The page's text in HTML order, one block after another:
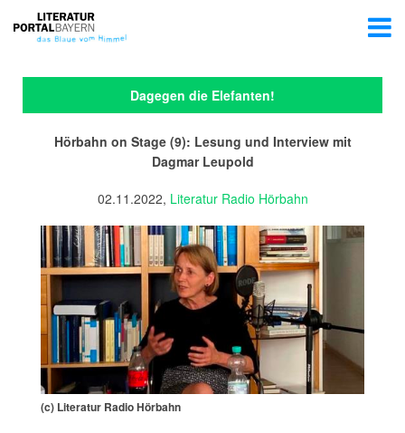
Dagegen die Elefanten!
Hörbahn on Stage (9): Lesung und Interview mit
Dagmar Leupold
02.11.2022, Literatur Radio Hörbahn
(c) Literatur Radio Hörbahn